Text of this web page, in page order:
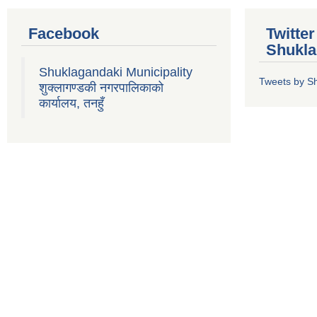
Facebook
Shuklagandaki Municipality
शुक्लागण्डकी नगरपालिकाको
कार्यालय, तनहुँ
Tweets by